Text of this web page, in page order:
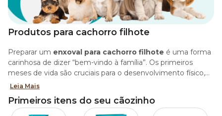
Produtos para cachorro filhote
Preparar um enxoval para cachorro filhote é uma forma
carinhosa de dizer “bem-vindo à família”. Os primeiros
meses de vida são cruciais para o desenvolvimento físico,
emocional e comportamental do seu cãozinho, e cada
Leia Mais
Primeiros itens do seu cãozinho